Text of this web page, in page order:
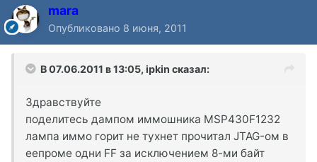
mara
Опубликовано 8 июня, 2011
В 07.06.2011 в 13:05, ipkin сказал:
Здравствуйте
поделитесь дампом иммошника MSP430F1232
лампа иммо горит не тухнет прочитал JTAG-ом в
еепроме одни FF за исключением 8-ми байт